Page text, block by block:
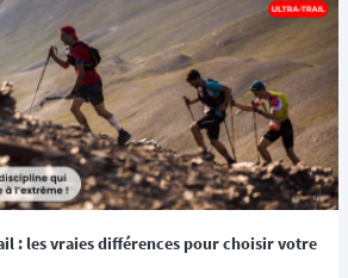
gravel ou votre première ligne d'arrivée de
: les vraies différences pour choisir votre